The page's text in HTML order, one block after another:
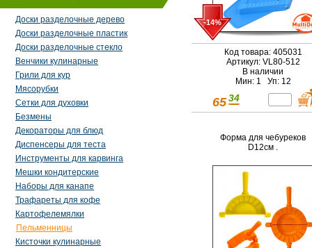
Доски разделочные дерево
Доски разделочные пластик
Доски разделочные стекло
Венчики кулинарные
Грили для кур
Мясорубки
Сетки для духовки
Безмены
Декораторы для блюд
Диспенсеры для теста
Инструменты для карвинга
Мешки кондитерские
Наборы для канапе
Трафареты для кофе
Картофелемялки
Пельменницы
Кисточки кулинарные
-14%
Код товара: 405031
Артикул: VL80-512
В наличии
Мин: 1 Уп: 12
65 34
Форма для чебуреков
D12см .